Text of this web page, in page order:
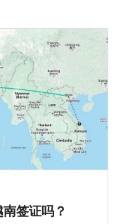
签证吗？